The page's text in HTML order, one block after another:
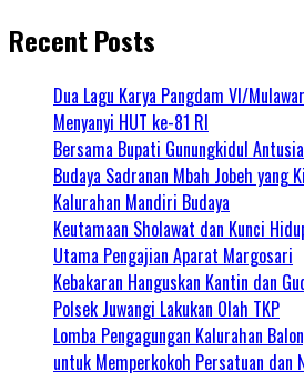
Recent Posts
Dua Lagu Karya Pangdam VI/
Menyanyi HUT ke-81 RI
Bersama Bupati Gunungkidul
Budaya Sadranan Mbah Jobeh yang
Kalurahan Mandiri Budaya
Keutamaan Sholawat dan Kunci
Utama Pengajian Aparat Margosari
Kebakaran Hanguskan Kantin dan
Polsek Juwangi Lakukan Olah TKP
Lomba Pengagungan Kalurahan
untuk Memperkokoh Persatuan dan